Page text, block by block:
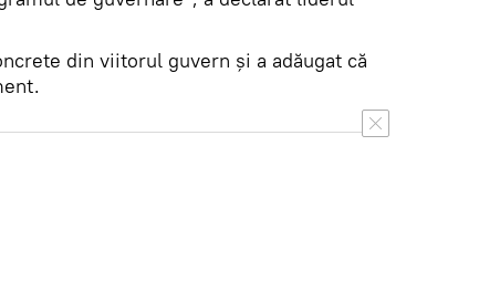
din viitorul guvern şi a adăugat că